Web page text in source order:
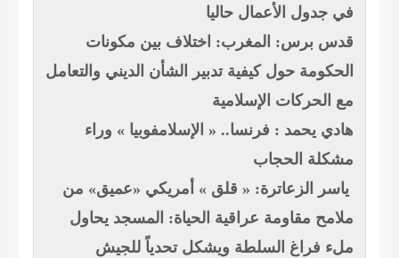
في جدول الأعمال حاليا
قدس برس: المغرب: اختلاف بين مكونات
الحكومة حول كيفية تدبير الشأن الديني والتعامل
مع الحركات الإسلامية
هادي يحمد : فرنسا.. « الإسلامفوبيا » وراء
مشكلة الحجاب
ياسر الزعاترة: « قلق » أمريكي «عميق» من
ملامح مقاومة عراقية الحياة: المسجد يحاول
ملء فراغ السلطة ويشكل تحدياً للجيش